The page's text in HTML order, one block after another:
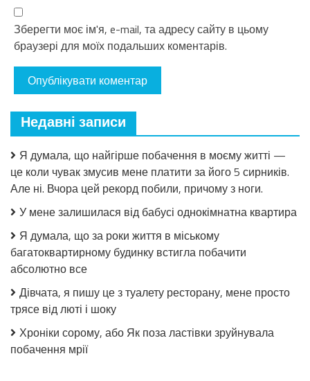
Зберегти моє ім'я, e-mail, та адресу сайту в цьому
браузері для моїх подальших коментарів.
Недавні записи
Я думала, що найгірше побачення в моєму житті —
це коли чувак змусив мене платити за його 5 сирників.
Але ні. Вчора цей рекорд побили, причому з ноги.
У мене залишилася від бабусі однокімнатна квартира
Я думала, що за роки життя в міському
багатоквартирному будинку встигла побачити
абсолютно все
Дівчата, я пишу це з туалету ресторану, мене просто
трясе від люті і шоку
Хроніки сорому, або Як поза ластівки зруйнувала
побачення мрії